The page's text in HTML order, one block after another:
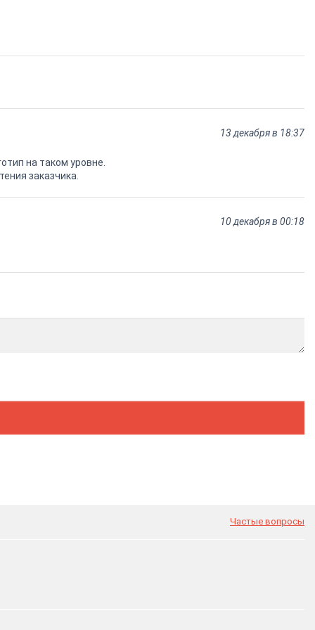
13 декабря в 18:37
на таком уровне.
заказчика.
10 декабря в 00:18
Частые вопросы